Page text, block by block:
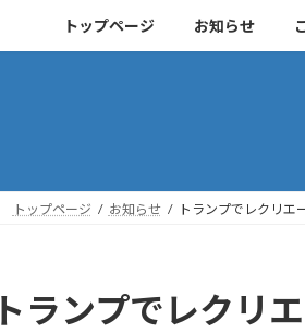
トップページ お知らせ
トップページ お知らせ トランプでレクリエ
トランプでレクリ